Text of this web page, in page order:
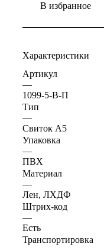
В избранное
Характеристики
Артикул
—
1099-5-В-П
Тип
—
Свиток А5
Упаковка
—
ПВХ
Материал
—
Лен, ЛХДФ
Штрих-код
—
Есть
Транспортировка